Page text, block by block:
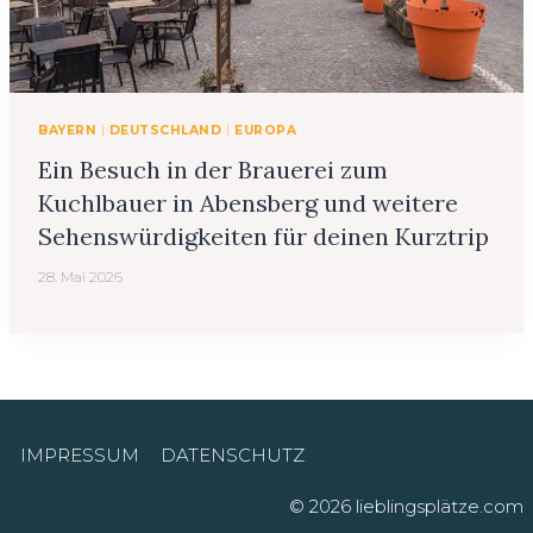
BAYERN | DEUTSCHLAND | EUROPA
Ein Besuch in der Brauerei zum
Kuchlbauer in Abensberg und weitere
Sehenswürdigkeiten für deinen Kurztrip
28. Mai 2026
IMPRESSUM DATENSCHUTZ
© 2026 lieblingsplätze.com